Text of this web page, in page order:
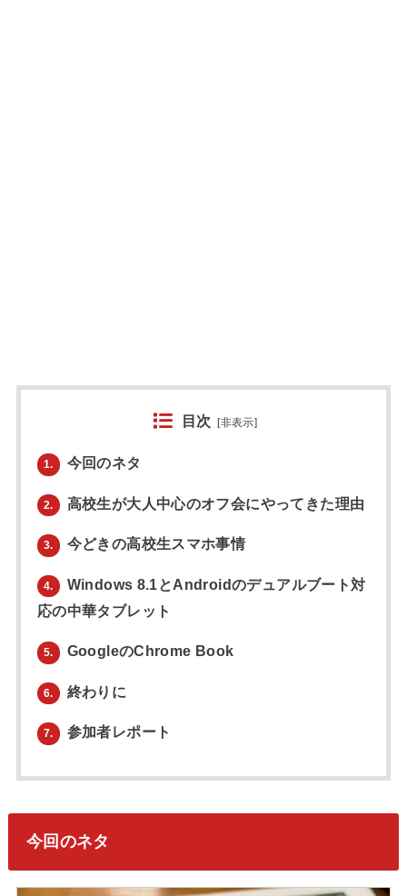
目次 [非表示]
1. 今回のネタ
2. 高校生が大人中心のオフ会にやってきた理由
3. 今どきの高校生スマホ事情
4.
Windows 8.1とAndroidのデュアルブート対
応の中華タブレット
5. GoogleのChrome Book
6. 終わりに
7. 参加者レポート
今回のネタ